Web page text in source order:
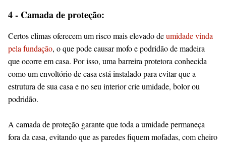
4 - Camada de proteção:
Certos climas oferecem um risco mais elevado deumidade vinda
pela fundação, o que pode causar mofo e podridão de madeira
que ocorre em casa. Por isso, uma barreira protetora conhecida
como um envoltório de casa está instalado para evitar que a
estrutura de sua casa e no seu interior crie umidade, bolor ou
podridão.
A camada de proteção garante que toda a umidade permaneça
fora da casa, evitando que as paredes fiquem mofadas, com cheiro